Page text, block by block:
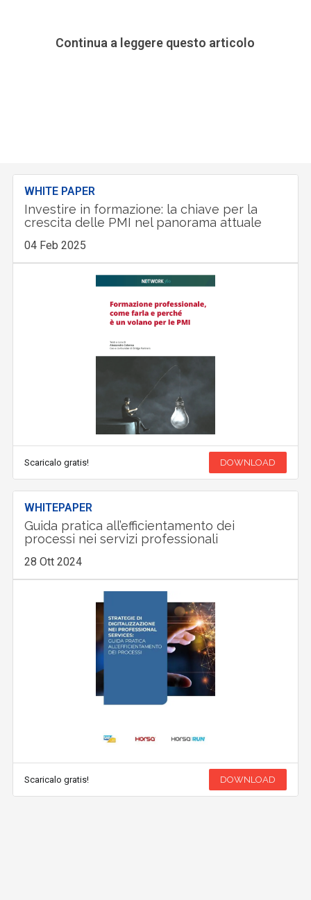
Continua a leggere questo articolo
WHITE PAPER
Investire in formazione: la chiave per la
crescita delle PMI nel panorama attuale
04 Feb 2025
Scaricalo gratis! DOWNLOAD
WHITEPAPER
Guida pratica all’efficientamento dei
processi nei servizi professionali
28 Ott 2024
Scaricalo gratis! DOWNLOAD